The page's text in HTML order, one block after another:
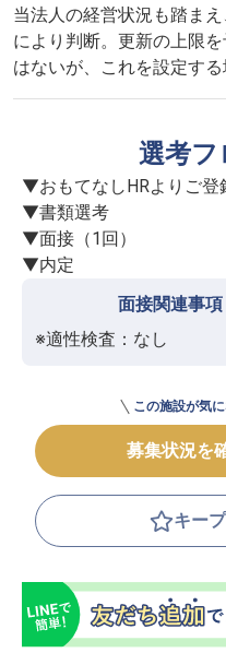
当法人の経営状況も踏ま
により判断。更新の上限
はないが、これを設定する
選考フ
▼おもてなしHRよりご登
▼書類選考
▼面接（1回）
▼内定
面接関連事
※適性検査：なし
この施設が気
募集状況を
キー